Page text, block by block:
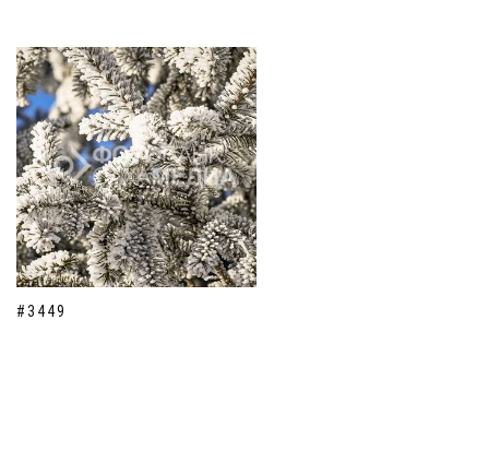
#3449